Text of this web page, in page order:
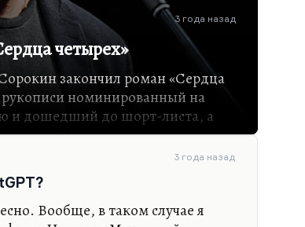
3 года назад
четырех»
закончил роман «Сердца
номинированный на
и дошедший до шорт-листа, а
в 1994 году в альманахе
дискуссионный, самый
самый точный роман
девяностых автор
3 года назад
Вообще, в таком случае я